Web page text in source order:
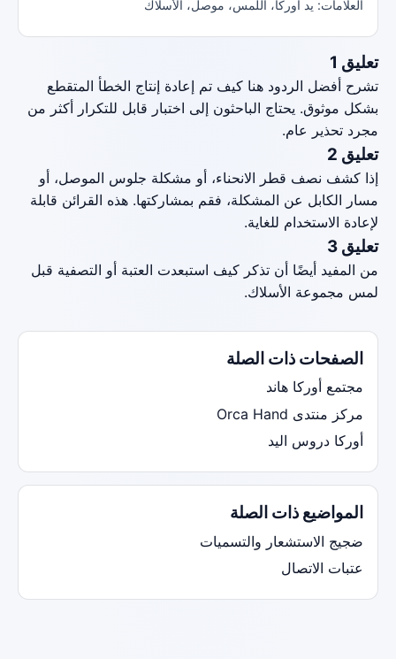
العلامات: يد أوركا، اللمس، موصل، الأسلاك
تعليق 1
تشرح أفضل الردود هنا كيف تم إعادة إنتاج الخطأ المتقطع
بشكل موثوق. يحتاج الباحثون إلى اختبار قابل للتكرار أكثر من
مجرد تحذير عام.
تعليق 2
إذا كشف نصف قطر الانحناء، أو مشكلة جلوس الموصل، أو
مسار الكابل عن المشكلة، فقم بمشاركتها. هذه القرائن قابلة
لإعادة الاستخدام للغاية.
تعليق 3
من المفيد أيضًا أن تذكر كيف استبعدت العتبة أو التصفية قبل
لمس مجموعة الأسلاك.
الصفحات ذات الصلة
مجتمع أوركا هاند
مركز منتدى Orca Hand
أوركا دروس اليد
المواضيع ذات الصلة
ضجيج الاستشعار والتسميات
عتبات الاتصال